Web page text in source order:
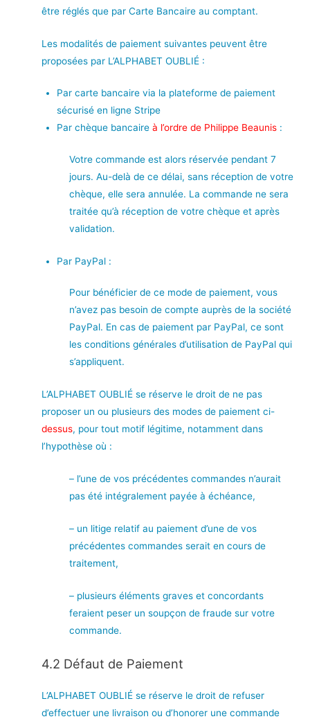
être réglés que par Carte Bancaire au comptant.
Les modalités de paiement suivantes peuvent être
proposées par L’ALPHABET OUBLIÉ :
Par carte bancaire via la plateforme de paiement
sécurisé en ligne Stripe
Par chèque bancaire à l’ordre de Philippe Beaunis :
Votre commande est alors réservée pendant 7
jours. Au-delà de ce délai, sans réception de votre
chèque, elle sera annulée. La commande ne sera
traitée qu’à réception de votre chèque et après
validation.
Par PayPal :
Pour bénéficier de ce mode de paiement, vous
n’avez pas besoin de compte auprès de la société
PayPal. En cas de paiement par PayPal, ce sont
les conditions générales d’utilisation de PayPal qui
s’appliquent.
L’ALPHABET OUBLIÉ se réserve le droit de ne pas
proposer un ou plusieurs des modes de paiement ci-
dessus, pour tout motif légitime, notamment dans
l’hypothèse où :
– l’une de vos précédentes commandes n’aurait
pas été intégralement payée à échéance,
– un litige relatif au paiement d’une de vos
précédentes commandes serait en cours de
traitement,
– plusieurs éléments graves et concordants
feraient peser un soupçon de fraude sur votre
commande.
4.2 Défaut de Paiement
L’ALPHABET OUBLIÉ se réserve le droit de refuser
d’effectuer une livraison ou d’honorer une commande